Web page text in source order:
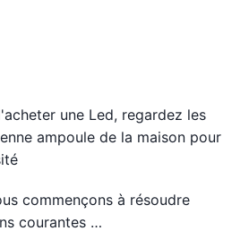
une Led, regardez les
ampoule de la maison pour
commençons à résoudre
courantes …